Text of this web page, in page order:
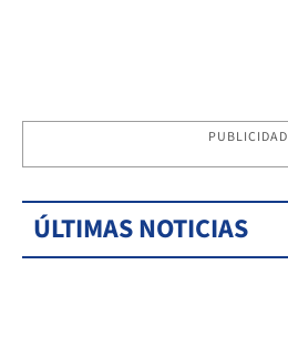
PUBLICIDAD
ÚLTIMAS NOTICIAS